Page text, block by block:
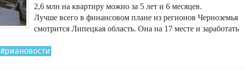
2,6 млн на квартиру можно за 5 лет и 6 месяцев.
Лучше всего в финансовом плане из регионов Черноземья
смотрится Липецкая область. Она на 17 месте и заработать
#риановости